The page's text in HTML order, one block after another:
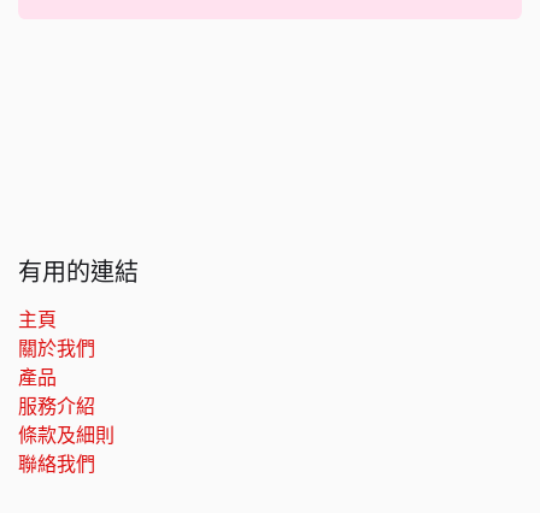
有用的連結
主頁
關於我們
產品
服務介紹
條款及細則
聯絡我們